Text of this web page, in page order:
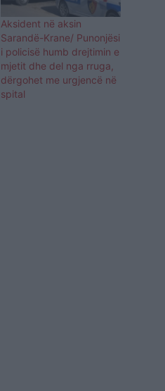
Aksident në aksin
Sarandë-Krane/ Punonjësi
i policisë humb drejtimin e
mjetit dhe del nga rruga,
dërgohet me urgjencë në
spital